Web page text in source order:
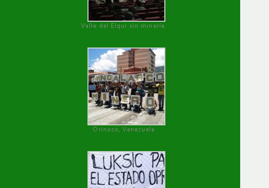
Valle del Elqui sin minería.
Orinoco, Venezuela